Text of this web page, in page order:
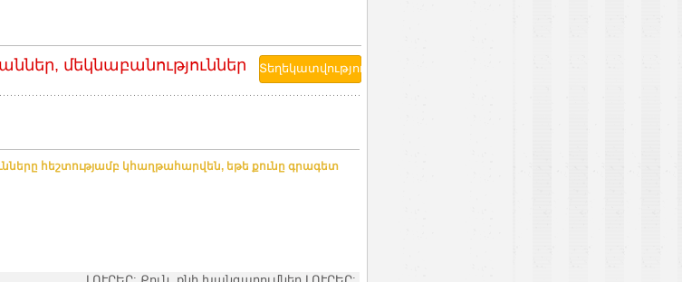
մեկնաբանություններ
հեշտությամբ կհաղթահարվեն, եթե քունը գրագետ